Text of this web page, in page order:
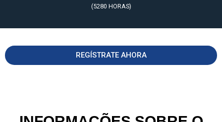
(5280 HORAS)
REGÍSTRATE AHORA